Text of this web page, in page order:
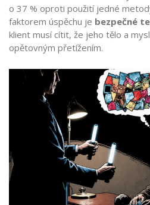
o 37 % oproti použití jedné
faktorem úspěchu je bezpečné
klient musí cítit, že jeho tělo a
opětovným přetížením.